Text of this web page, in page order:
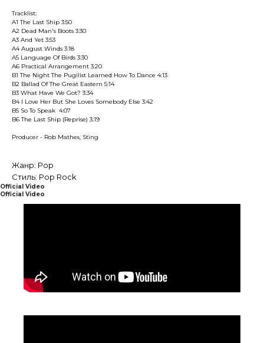
Tracklist:
A1 The Last Ship 3:50
A2 Dead Man's Boots 3:30
A3 And Yet 3:53
A4 August Winds 3:18
A5 Language Of Birds 3:30
A6 Practical Arrangement 3:20
B1 The Night The Pugilist Learned How To Dance 4:13
B2 Ballad Of The Great Eastern 5:14
B3 What Have We Got? 3:34
B4 I Love Her But She Loves Somebody Else 3:42
B5 So To Speak 4:07
B6 The Last Ship (Reprise) 3:19
Producer - Rob Mathes, Sting
Жанр: Pop
Стиль: Pop Rock
Official Video
Official Video